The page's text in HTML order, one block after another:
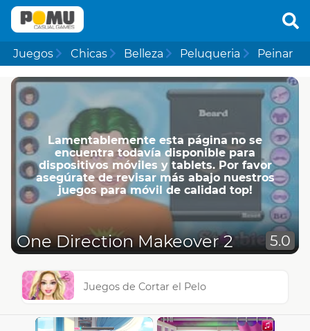
Juegos Chicas Belleza Peluqueria Peinar
Lamentablemente esta página no se
encuentra todavía disponible para
dispositivos móviles y tablets. Por favor
asegúrate de revisar más abajo nuestros
juegos para móvil de calidad top!
One Direction Makeover 2 5.0
Juegos de Cortar el Pelo